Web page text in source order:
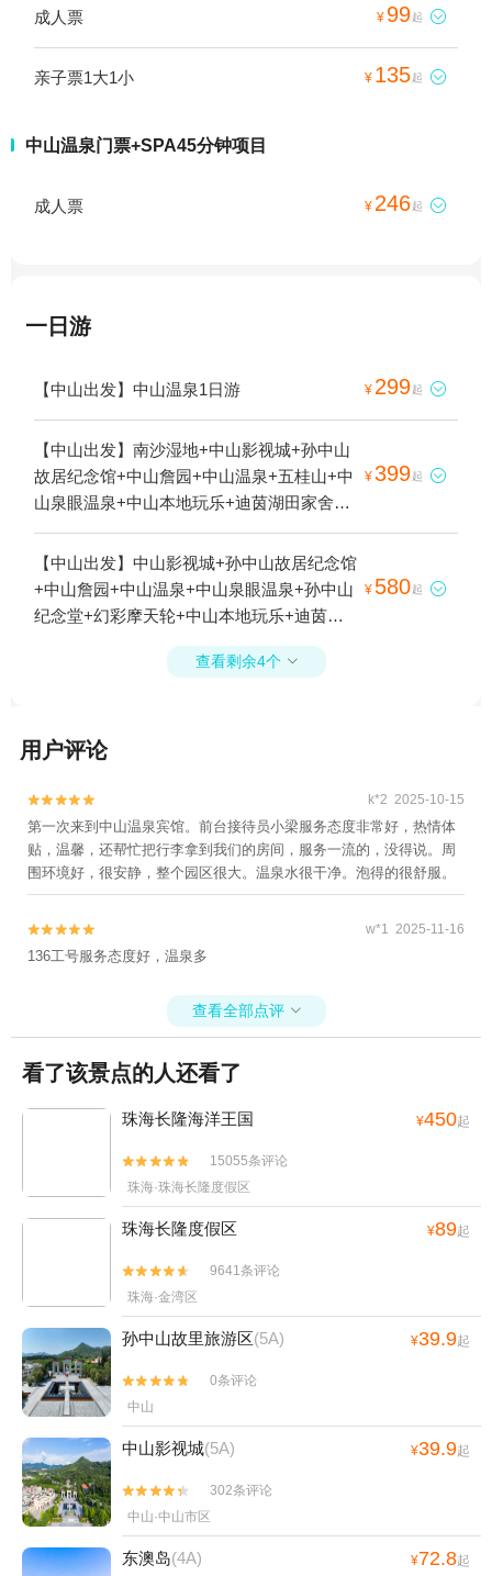
成人票 ¥ 99起 
亲子票1大1小 ¥ 135起 
中山温泉门票+SPA45分钟项目
成人票 ¥ 246起 
一日游
【中山出发】中山温泉1日游 ¥ 299起 
【中山出发】南沙湿地+中山影视城+孙中山
故居纪念馆+中山詹园+中山温泉+五桂山+中
山泉眼温泉+中山本地玩乐+迪茵湖田家舍生
态农场+中鹰飞航营地+孙中山故里旅游区
+三只凤凰固定翼飞行体验俱乐部(广东中山
店)1日游
¥399起 
【中山出发】中山影视城+孙中山故居纪念馆
+中山詹园+中山温泉+中山泉眼温泉+孙中山
纪念堂+幻彩摩天轮+中山本地玩乐+迪茵湖
田家舍生态农场+孙中山故里旅游区+南沙湿
¥ 580起 
查看剩余4个 
用户评论

 k*2 2025-10-15
第一次来到中山温泉宾馆。前台接待员小梁服务态度非常好，热情体
贴，温馨，还帮忙把行李拿到我们的房间，服务一流的，没得说。周
围环境好，很安静，整个园区很大。温泉水很干净。泡得的很舒服。

 w*1 2025-11-16
136工号服务态度好，温泉多
查看全部点评 
看了该景点的人还看了
珠海长隆海洋王国 ¥450起


15055条评论
珠海·珠海长隆度假区
珠海长隆度假区 ¥89起


9641条评论
珠海·金湾区
孙中山故里旅游区(5A) ¥39.9起


0条评论
中山
中山影视城(5A) ¥39.9起


302条评论
中山·中山市区
东澳岛(4A) ¥72.8起